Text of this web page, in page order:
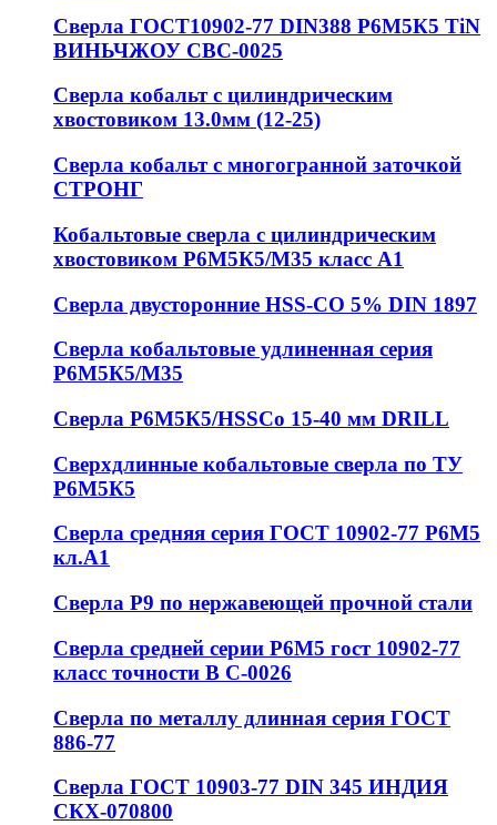
Сверла ГОСТ10902-77 DIN388 Р6М5К5 TiN
ВИНЬЧЖОУ СВС-0025
Сверла кобальт с цилиндрическим
хвостовиком 13.0мм (12-25)
Сверла кобальт с многогранной заточкой
СТРОНГ
Кобальтовые сверла с цилиндрическим
хвостовиком Р6М5К5/М35 класс А1
Сверла двусторонние HSS-CO 5% DIN 1897
Сверла кобальтовые удлиненная серия
Р6М5К5/М35
Сверла Р6М5К5/HSSCo 15-40 мм DRILL
Сверхдлинные кобальтовые сверла по ТУ
Р6М5К5
Сверла средняя серия ГОСТ 10902-77 Р6М5
кл.А1
Сверла Р9 по нержавеющей прочной стали
Сверла средней серии Р6М5 гост 10902-77
класс точности В С-0026
Сверла по металлу длинная серия ГОСТ
886-77
Сверла ГОСТ 10903-77 DIN 345 ИНДИЯ
СКХ-070800